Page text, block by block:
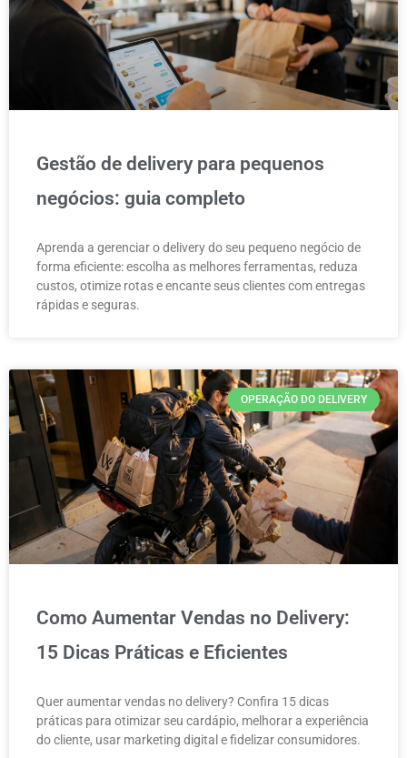
Gestão de delivery para pequenos
negócios: guia completo
Aprenda a gerenciar o delivery do seu pequeno negócio de
forma eficiente: escolha as melhores ferramentas, reduza
custos, otimize rotas e encante seus clientes com entregas
rápidas e seguras.
OPERAÇÃO DO DELIVERY
Como Aumentar Vendas no Delivery:
15 Dicas Práticas e Eficientes
Quer aumentar vendas no delivery? Confira 15 dicas
práticas para otimizar seu cardápio, melhorar a experiência
do cliente, usar marketing digital e fidelizar consumidores.